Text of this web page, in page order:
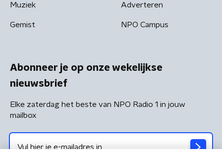
Muziek
Gemist
Adverteren
NPO Campus
Abonneer je op onze wekelijkse
nieuwsbrief
Elke zaterdag het beste van NPO Radio 1 in jouw
mailbox